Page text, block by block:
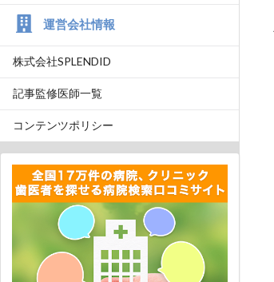
運営会社情報
株式会社SPLENDID
記事監修医師一覧
コンテンツポリシー